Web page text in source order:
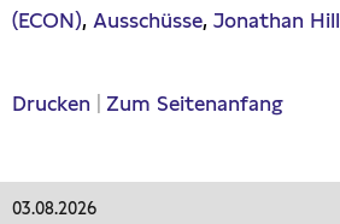
(ECON) Ausschüsse Jonathan Hill
Drucken Zum Seitenanfang
03.08.2026